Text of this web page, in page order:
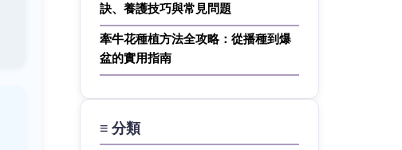
訣、養護技巧與常見問題
牽牛花種植方法全攻略：從播種到爆
盆的實用指南
≡ 分類